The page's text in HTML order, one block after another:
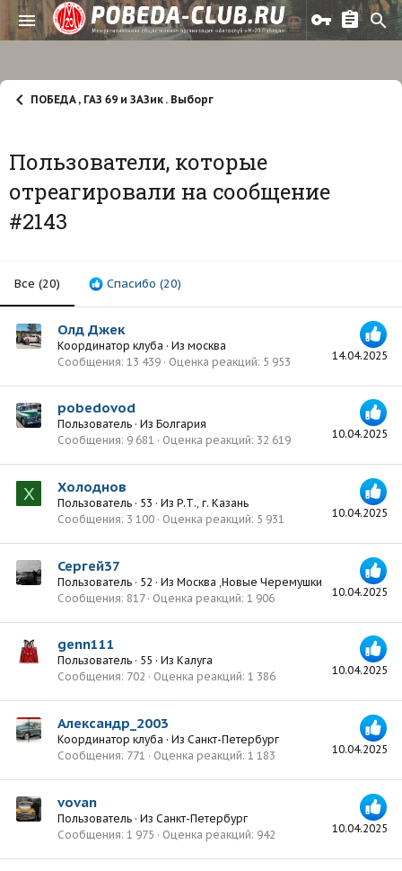
ПОБЕДА , ГАЗ 69 и ЗАЗик . Выборг
Пользователи, которые
отреагировали на сообщение
#2143
Все (20) Спасибо (20)
14.04.2025
Олд Джек
Координатор клуба · Из москва
Сообщения 13 439 Оценка реакций 5 953
10.04.2025
pobedovod
Пользователь · Из Болгария
Сообщения 9 681 Оценка реакций 32 619
Х
10.04.2025
Холоднов
Пользователь · 53 · Из Р.Т., г. Казань
Сообщения 3 100 Оценка реакций 5 931
10.04.2025
Сергей37
Пользователь · 52 · Из Москва ,Новые Черемушки
Сообщения 817 Оценка реакций 1 906
10.04.2025
genn111
Пользователь · 55 · Из Калуга
Сообщения 702 Оценка реакций 1 386
10.04.2025
Александр_2003
Координатор клуба · Из Санкт-Петербург
Сообщения 771 Оценка реакций 1 183
10.04.2025
vovan
Пользователь · Из Санкт-Петербург
Сообщения 1 975 Оценка реакций 942